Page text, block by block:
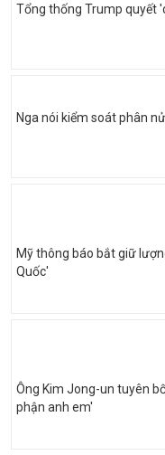
Tổng thống Trump quyết
Nga nói kiểm soát phân
Mỹ thông báo bắt giữ
Quốc'
Ông Kim Jong-un tuyên
phận anh em'